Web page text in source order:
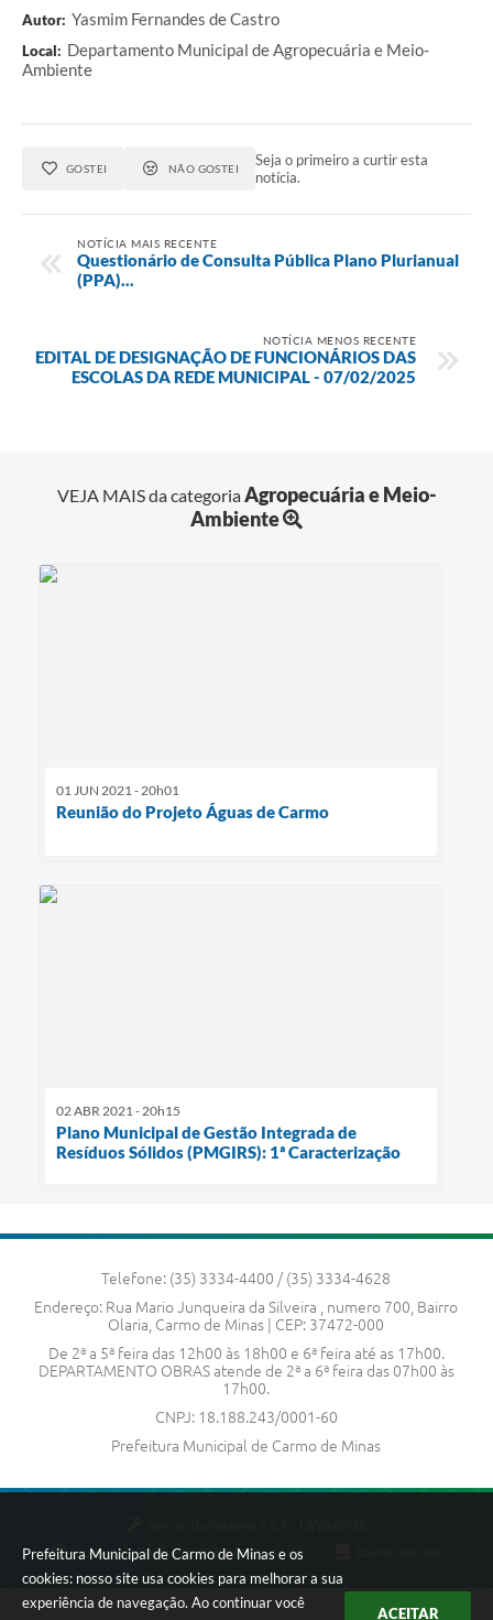
Prefeitura Municipal de Carmo de Minas e os
cookies: nosso site usa cookies para melhorar a sua
experiência de navegação. Ao continuar você
ACEITAR
Autor: Yasmim Fernandes de Castro
Local: Departamento Municipal de Agropecuária e Meio-
Ambiente
GOSTEI NÃO GOSTEI
Seja o primeiro a curtir esta
notícia.
NOTÍCIA MAIS RECENTE
Questionário de Consulta Pública Plano Plurianual
(PPA)...
NOTÍCIA MENOS RECENTE
EDITAL DE DESIGNAÇÃO DE FUNCIONÁRIOS DAS
ESCOLAS DA REDE MUNICIPAL - 07/02/2025
VEJA MAIS da categoriaAgropecuária e Meio-
Ambiente
01 JUN 2021 - 20h01
Reunião do Projeto Águas de Carmo
02 ABR 2021 - 20h15
Plano Municipal de Gestão Integrada de
Resíduos Sólidos (PMGIRS): 1ª Caracterização
Telefone: (35) 3334-4400 / (35) 3334-4628
Endereço: Rua Mario Junqueira da Silveira , numero 700, Bairro
Olaria, Carmo de Minas | CEP: 37472-000
De 2ª a 5ª feira das 12h00 às 18h00 e 6ª feira até as 17h00.
DEPARTAMENTO OBRAS atende de 2ª a 6ª feira das 07h00 às
17h00.
CNPJ: 18.188.243/0001-60
Prefeitura Municipal de Carmo de Minas
Portal atualizado em:07/08/2026 14:48